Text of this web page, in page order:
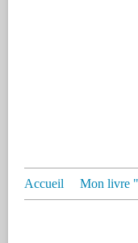
Accueil Mon livre